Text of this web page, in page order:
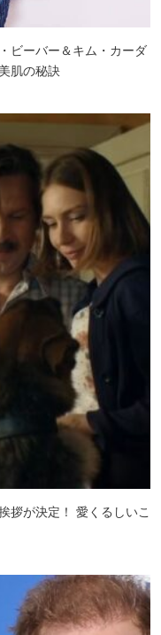
ビーバー＆キム・カーダ
肌の秘訣
拶が決定！ 愛くるしいこ